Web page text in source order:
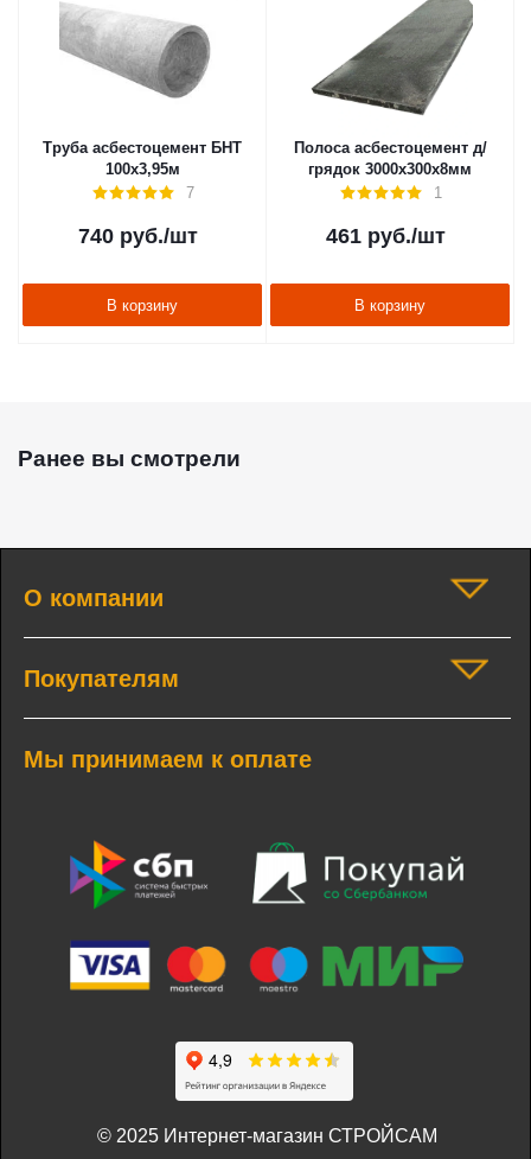
Труба асбестоцемент БНТ
100х3,95м
7
740 руб./шт
В корзину
Полоса асбестоцемент д/
грядок 3000х300х8мм
1
461 руб./шт
В корзину
Ранее вы смотрели
О компании
Покупателям
Мы принимаем к оплате
© 2025 Интернет-магазин СТРОЙСАМ